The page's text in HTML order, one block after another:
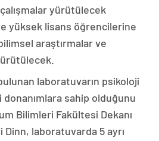
yürütülecek
yüksek lisans öğrencilerine
araştırmalar ve
laboratuvarın psikoloji
sahip olduğunu
Bilimleri Fakültesi Dekanı
Dinn, laboratuvarda 5 ayrı